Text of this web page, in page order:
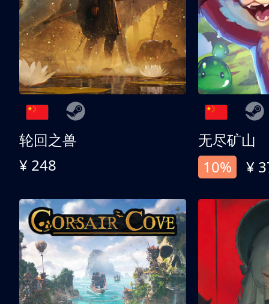
轮回之兽
¥ 248
无尽矿山
10%
¥